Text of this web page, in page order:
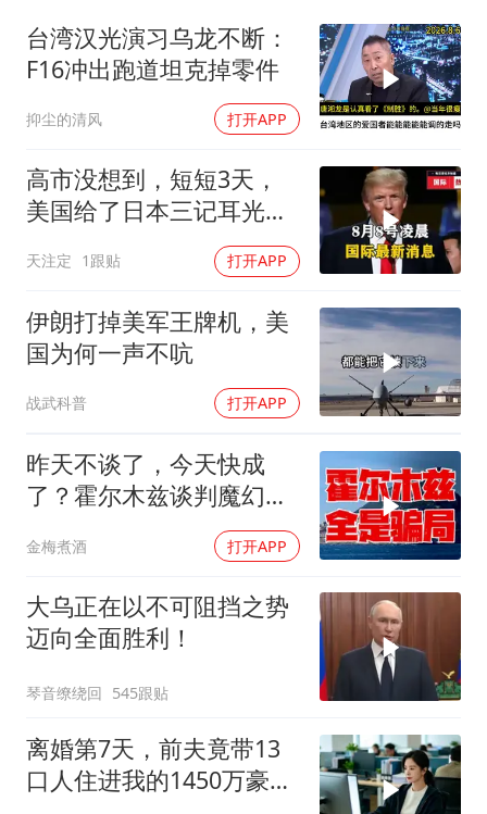
手机真会“偷听”我们说话吗
上半年全球新能源乘用车销量1122万台
加沙约14万栋建筑被完全摧毁
从科技创新看开局起步的时与势
台湾汉光演习乌龙不断：
F16冲出跑道坦克掉零件
抑尘的清风 打开APP
高市没想到，短短3天，
美国给了日本三记耳光，
天注定 1跟贴 打开APP
伊朗打掉美军王牌机，美
国为何一声不吭
战武科普 打开APP
昨天不谈了，今天快成
了？霍尔木兹谈判魔幻反
金梅煮酒 打开APP
大乌正在以不可阻挡之势
迈向全面胜利！
琴音缭绕回 545跟贴
离婚第7天，前夫竟带13
口人住进我的1450万豪